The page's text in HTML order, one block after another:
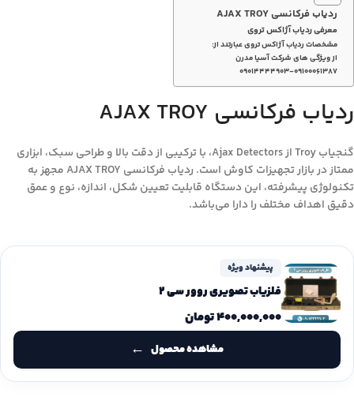
ردیاب فرکانسی AJAX TROY
معرفی ردیاب آژاکس تروی
مشخصات ردیاب آژاکس تروی عبارتند از:
از ویژگی های شرکت آسیا مدرن
۰۹۰۱۴۴۴۴۹۰۳-۰۹۱۰۰۰۶۱۳۸۷
ردیاب فرکانسی AJAX TROY
گنجیاب Troy از Ajax Detectors، با ترکیبی از دقت بالا و طراحی سبک، ابزاری
ممتاز در بازار تجهیزات کاوش است. ردیاب فرکانسی AJAX TROY مجهز به
تکنولوژی پیشرفته، این دستگاه قابلیت تعیین شکل، اندازه، نوع و عمق
دقیق اهداف مختلف را دارا می‌باشد.
پیشنهاد ویژه
فلزیاب تصویری روور سی 2
۴۰۰,۰۰۰,۰۰۰تومان
مشاهده محصول